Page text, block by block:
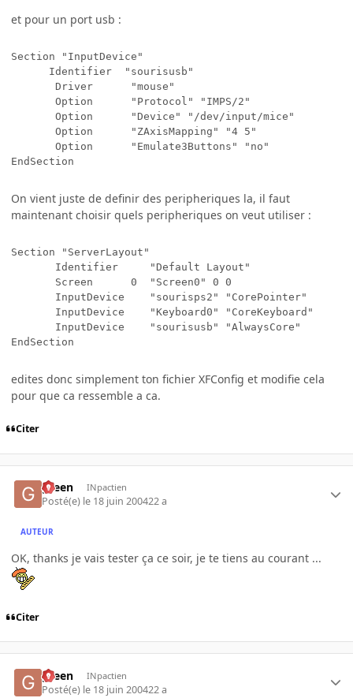
et pour un port usb :
Section "InputDevice"
Identifier  "sourisusb"
Driver      "mouse"
Option      "Protocol" "IMPS/2"
Option      "Device" "/dev/input/mice"
Option      "ZAxisMapping" "4 5"
Option      "Emulate3Buttons" "no"
On vient juste de definir des peripheriques la, il faut
maintenant choisir quels peripheriques on veut utiliser :
Section "ServerLayout"
Identifier     "Default Layout"
Screen      0  "Screen0" 0 0
InputDevice    "sourisps2" "CorePointer"
InputDevice    "Keyboard0" "CoreKeyboard"
InputDevice    "sourisusb" "AlwaysCore"
edites donc simplement ton fichier XFConfig et modifie cela
pour que ca ressemble a ca.
Citer
green INpactien
Posté(e) le 18 juin 200422 a
AUTEUR
OK, thanks je vais tester ça ce soir, je te tiens au courant ...
Citer
green INpactien
Posté(e) le 18 juin 200422 a